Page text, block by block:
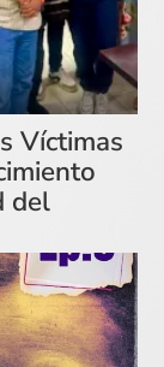
Víctimas
del